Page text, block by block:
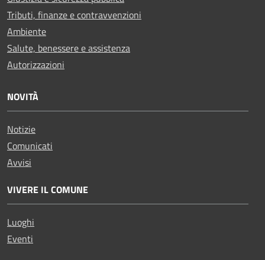
Tributi, finanze e contravvenzioni
Ambiente
Salute, benessere e assistenza
Autorizzazioni
NOVITÀ
Notizie
Comunicati
Avvisi
VIVERE IL COMUNE
Luoghi
Eventi